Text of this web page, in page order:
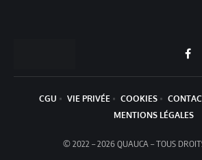
© 2022 – 2026 QUAUCA – TOUS
CGU VIE PRIVÉE COOKIES
MENTIONS LÉGALES